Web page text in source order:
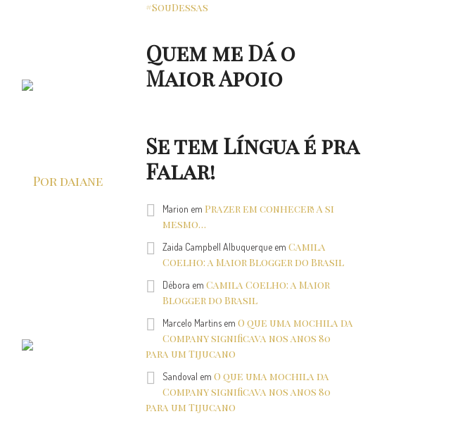
Por daiane
#SouDessas
Quem me Dá o
Maior Apoio
Se tem Língua é pra
Falar!
Marion em Prazer em conhecer! A si
mesmo…
Zaida Campbell Albuquerque em Camila
Coelho: a Maior Blogger do Brasil
Débora em Camila Coelho: a Maior
Blogger do Brasil
Marcelo Martins em O que uma mochila da
Company significava nos anos 80
para um Tijucano
Sandoval em O que uma mochila da
Company significava nos anos 80
para um Tijucano